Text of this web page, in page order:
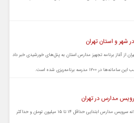
از آغاز برنامه تجهیز مدارس استان به پنل‌های خورشیدی خبر داد
مدرسه برنامه‌ریزی شده است.
مدارس در تهران
تهران رسانه | هزینه سالانه سرویس مدارس ابتدایی حداقل ۱۴ تا ۱۵ میلیون تومان و حداکثر